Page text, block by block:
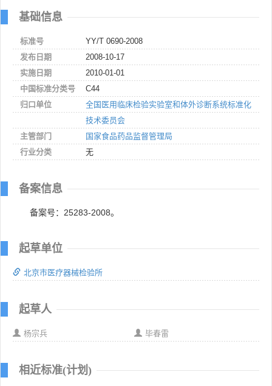
基础信息
标准号
YY/T 0690-2008
发布日期
2008-10-17
实施日期
2010-01-01
中国标准分类号
C44
归口单位
全国医用临床检验实验室和体外诊断系统标准化
技术委员会
主管部门
国家食品药品监督管理局
行业分类
无
备案信息
备案号：25283-2008。
起草单位
北京市医疗器械检验所
起草人
杨宗兵 毕春雷
相近标准(计划)